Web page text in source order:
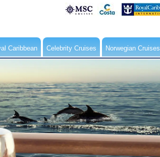
Caribbean Celebrity Cruises Norwegian Cruises